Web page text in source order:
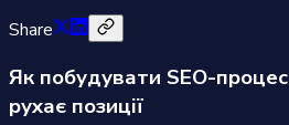
Share
Як побудувати SEO-
рухає позиції